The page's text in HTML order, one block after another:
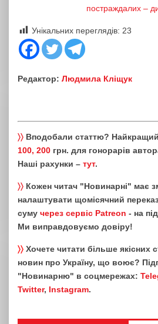
постраждалих –
Унікальних переглядів: 23
Редактор: Людмила Кліщук
〉〉 Вподобали статтю?
100, 200 грн. для гонорарів
Наші рахунки – тут.
〉〉 Кожен читач "Новинарні" має
налаштувати щомісячний
суму через сервіс Patreon - на
Ми виправдовуємо довіру!
〉〉 Хочете читати більше якісних
новин про Україну, що воює?
"Новинарню" в соцмережах:
Twitter, Instagram.